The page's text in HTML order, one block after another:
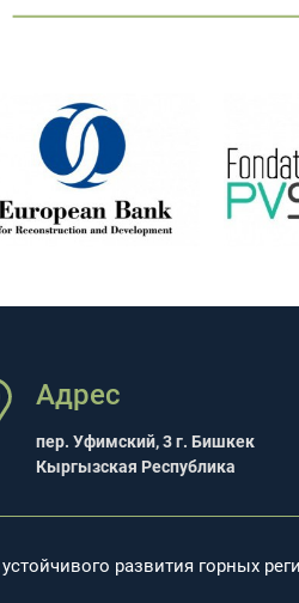
Адрес
пер. Уфимский, 3 г. Бишкек
Кыргызская Республика
развития горных